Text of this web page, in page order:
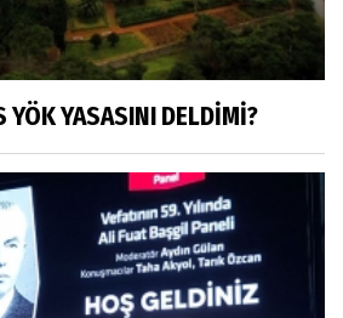
Nevzat Gözaydın
millet cahil kaldı Alfabemiz
Mehmet efendi kıssalarından biri
YÖK YASASINI DELDİMİ?